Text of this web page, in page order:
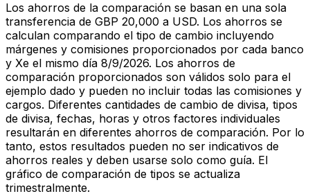
Los ahorros de la comparación se basan en una sola
transferencia de GBP 20,000 a USD. Los ahorros se
calculan comparando el tipo de cambio incluyendo
márgenes y comisiones proporcionados por cada banco
y Xe el mismo día 8/9/2026. Los ahorros de
comparación proporcionados son válidos solo para el
ejemplo dado y pueden no incluir todas las comisiones y
cargos. Diferentes cantidades de cambio de divisa, tipos
de divisa, fechas, horas y otros factores individuales
resultarán en diferentes ahorros de comparación. Por lo
tanto, estos resultados pueden no ser indicativos de
ahorros reales y deben usarse solo como guía. El
gráfico de comparación de tipos se actualiza
trimestralmente.